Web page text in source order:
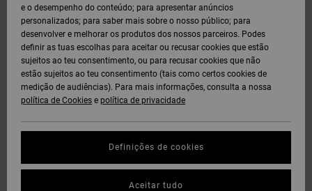
e o desempenho do conteúdo; para apresentar anúncios
personalizados; para saber mais sobre o nosso público; para
desenvolver e melhorar os produtos dos nossos parceiros. Podes
definir as tuas escolhas para aceitar ou recusar cookies que estão
sujeitos ao teu consentimento, ou para recusar cookies que não
estão sujeitos ao teu consentimento (tais como certos cookies de
medição de audiências). Para mais informações, consulta a nossa
política de Cookies e política de privacidade
Definições de cookies
Aceitar tudo